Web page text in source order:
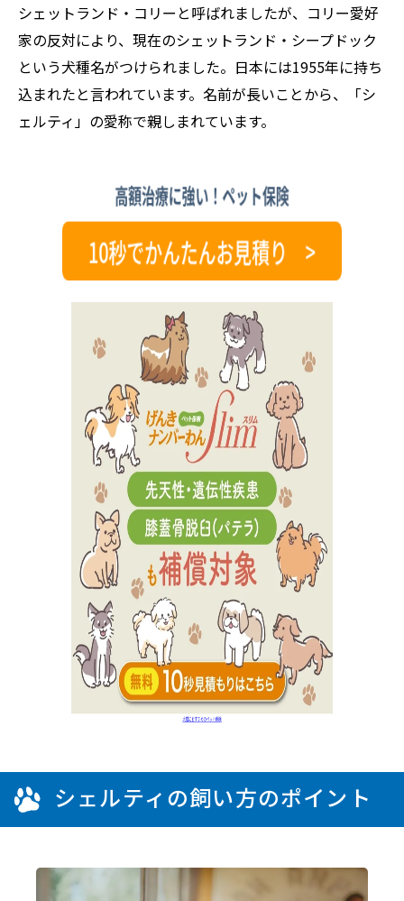
シェットランド・コリーと呼ばれましたが、コリー愛好
家の反対により、現在のシェットランド・シープドック
という犬種名がつけられました。日本には1955年に持ち
込まれたと言われています。名前が長いことから、「シ
ェルティ」の愛称で親しまれています。
シェルティの飼い方のポイント